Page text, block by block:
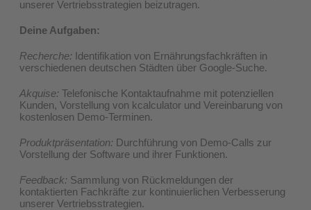
unserer Vertriebsstrategien beizutragen.
Deine Aufgaben:
Recherche: Identifikation von Ernährungsfachkräften in
verschiedenen deutschen Städten über Google-Suche.
Akquise: Telefonische Kontaktaufnahme mit potenziellen
Kunden, Vorstellung von kcalculator und Vereinbarung von
kostenlosen Demo-Terminen.
Produktpräsentation: Durchführung von Demo-Calls zur
Vorstellung der Software und ihrer Funktionen.
Feedback: Sammlung von Rückmeldungen der
kontaktierten Fachkräfte zur kontinuierlichen Verbesserung
unserer Vertriebsstrategien.